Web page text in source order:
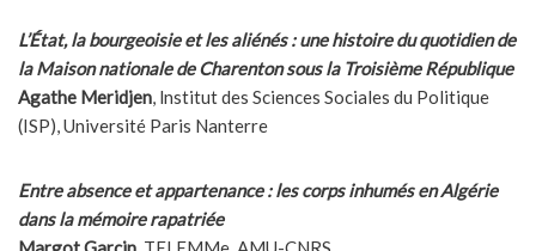
L’État, la bourgeoisie et les aliénés : une histoire du quotidien de
la Maison nationale de Charenton sous la Troisième République
Agathe Meridjen, lnstitut des Sciences Sociales du Politique
(ISP), Université Paris Nanterre
Entre absence et appartenance : les corps inhumés en Algérie
dans la mémoire rapatriée